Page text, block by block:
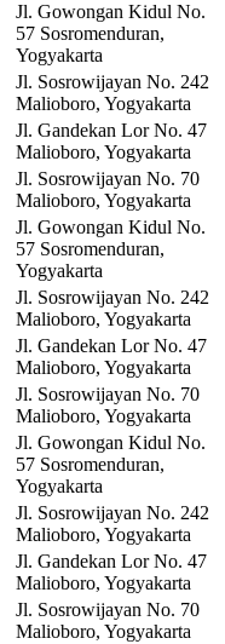
Jl. Gowongan Kidul No.
57 Sosromenduran,
Yogyakarta
Jl. Sosrowijayan No. 242
Malioboro, Yogyakarta
Jl. Gandekan Lor No. 47
Malioboro, Yogyakarta
Jl. Sosrowijayan No. 70
Malioboro, Yogyakarta
Jl. Gowongan Kidul No.
57 Sosromenduran,
Yogyakarta
Jl. Sosrowijayan No. 242
Malioboro, Yogyakarta
Jl. Gandekan Lor No. 47
Malioboro, Yogyakarta
Jl. Sosrowijayan No. 70
Malioboro, Yogyakarta
Jl. Gowongan Kidul No.
57 Sosromenduran,
Yogyakarta
Jl. Sosrowijayan No. 242
Malioboro, Yogyakarta
Jl. Gandekan Lor No. 47
Malioboro, Yogyakarta
Jl. Sosrowijayan No. 70
Malioboro, Yogyakarta